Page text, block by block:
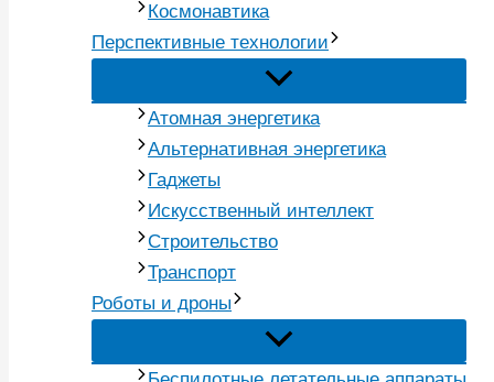
Космонавтика
Перспективные технологии
Атомная энергетика
Альтернативная энергетика
Гаджеты
Искусственный интеллект
Строительство
Транспорт
Роботы и дроны